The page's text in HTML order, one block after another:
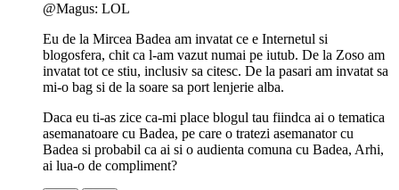
@Magus: LOL
Eu de la Mircea Badea am invatat ce e Internetul si
blogosfera, chit ca l-am vazut numai pe iutub. De la Zoso am
invatat tot ce stiu, inclusiv sa citesc. De la pasari am invatat sa
mi-o bag si de la soare sa port lenjerie alba.
Daca eu ti-as zice ca-mi place blogul tau fiindca ai o tematica
asemanatoare cu Badea, pe care o tratezi asemanator cu
Badea si probabil ca ai si o audienta comuna cu Badea, Arhi,
ai lua-o de compliment?